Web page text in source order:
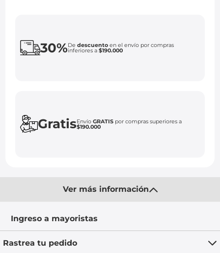
30%Dedescuento en el envío por compras
inferiores a$190.000
GratisEnvíoGRATIS por compras superiores a
$190.000
Ver más información
Ingreso a mayoristas
Rastrea tu pedido